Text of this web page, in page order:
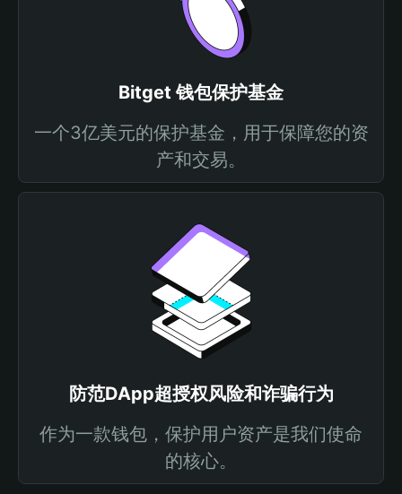
Bitget 钱包保护基金
一个3亿美元的保护基金，用于保障您的资
产和交易。
防范DApp超授权风险和诈骗行为
作为一款钱包，保护用户资产是我们使命
的核心。